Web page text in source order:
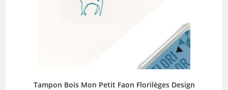
Tampon Bois Mon Petit Faon Florilèges Design